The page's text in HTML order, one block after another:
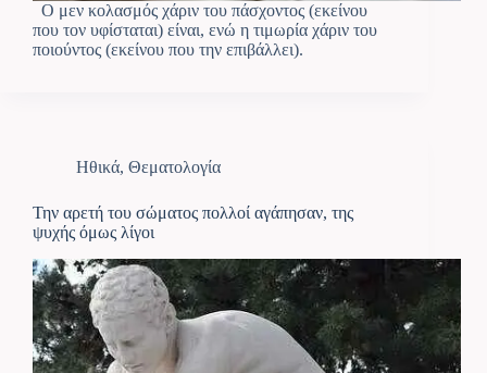
Ο μεν κολασμός χάριν του πάσχοντος (εκείνου
που τον υφίσταται) είναι, ενώ η τιμωρία χάριν του
ποιούντος (εκείνου που την επιβάλλει).
Ηθικά, Θεματολογία
Την αρετή του σώματος πολλοί αγάπησαν, της
ψυχής όμως λίγοι